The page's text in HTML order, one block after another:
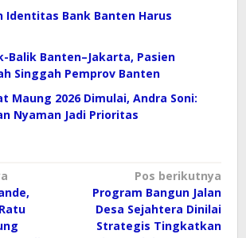
Identitas Bank Banten Harus
Balik Banten–Jakarta, Pasien
Singgah Pemprov Banten
Maung 2026 Dimulai, Andra Soni:
Nyaman Jadi Prioritas
Pos berikutnya
Program Bangun Jalan
Desa Sejahtera Dinilai
Strategis Tingkatkan